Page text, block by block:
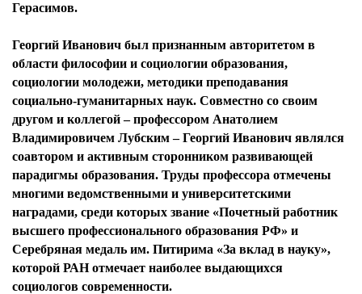
Герасимов.
Георгий Иванович был признанным авторитетом в
области философии и социологии образования,
социологии молодежи, методики преподавания
социально-гуманитарных наук. Совместно со своим
другом и коллегой – профессором Анатолием
Владимировичем Лубским – Георгий Иванович являлся
соавтором и активным сторонником развивающей
парадигмы образования. Труды профессора отмечены
многими ведомственными и университетскими
наградами, среди которых звание «Почетный работник
высшего профессионального образования РФ» и
Серебряная медаль им. Питирима «За вклад в науку»,
которой РАН отмечает наиболее выдающихся
социологов современности.